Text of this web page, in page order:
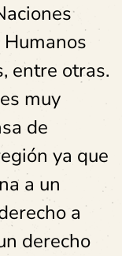
entre otras.
muy
de
ya que
a un
a
derecho